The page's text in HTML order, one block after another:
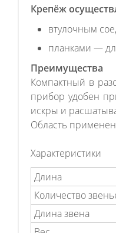
Крепёж
втулочным
планками —
Преимущества
Компактный в
прибор удобен
искры и
Область
Характеристики
Длина
Количество
Длина звена